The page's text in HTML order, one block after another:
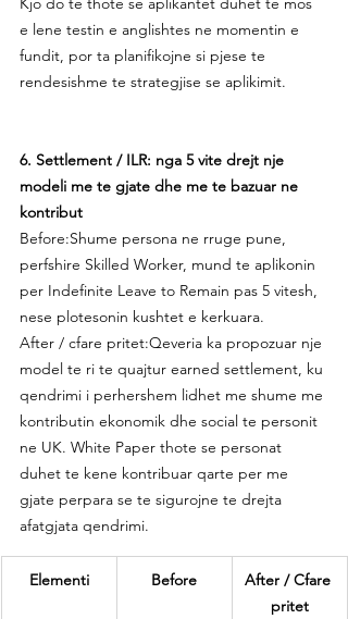
e lene testin e anglishtes ne momentin e
fundit, por ta planifikojne si pjese te
rendesishme te strategjise se aplikimit.
6. Settlement / ILR: nga 5 vite drejt nje
modeli me te gjate dhe me te bazuar ne
kontribut
Before:Shume persona ne rruge pune,
perfshire Skilled Worker, mund te aplikonin
per Indefinite Leave to Remain pas 5 vitesh,
nese plotesonin kushtet e kerkuara.
After / cfare pritet:Qeveria ka propozuar nje
model te ri te quajtur earned settlement, ku
qendrimi i perhershem lidhet me shume me
kontributin ekonomik dhe social te personit
ne UK. White Paper thote se personat
duhet te kene kontribuar qarte per me
gjate perpara se te sigurojne te drejta
afatgjata qendrimi.
Elementi Before
After / Cfare
pritet